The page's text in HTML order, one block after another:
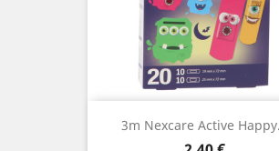
3m Nexcare Active